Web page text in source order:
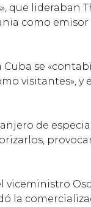
que lideraban
como
se
visitantes», y
de
la